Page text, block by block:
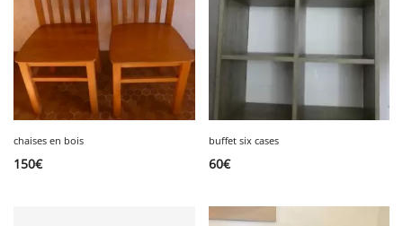
chaises en bois
150€
buffet six cases
60€